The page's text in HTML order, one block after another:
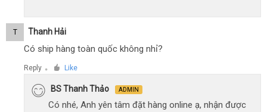
T Thanh Hải
Có ship hàng toàn quốc không nhỉ?
Reply ● Like
BS Thanh Thảo ADMIN
Có nhé, Anh yên tâm đặt hàng online ạ, nhận được